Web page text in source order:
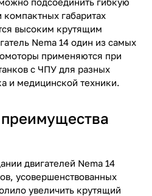
габаритах
высоким крутящим
Nema 14 один из самых
применяются при
с ЧПУ для разных
и медицинской техники.
двигателей Nema 14
усовершенствованных
увеличить крутящий